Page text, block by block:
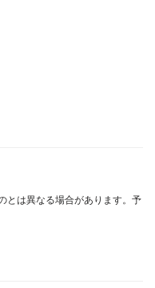
とは異なる場合があります。予